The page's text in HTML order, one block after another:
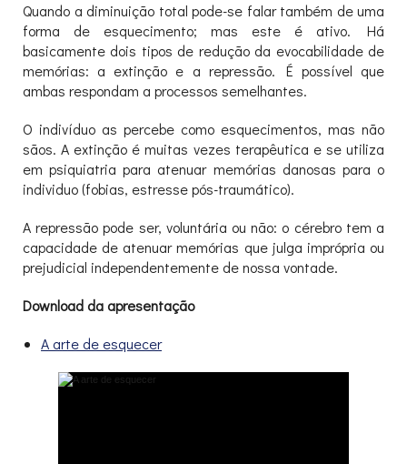
Quando a diminuição total pode-se falar também de uma
forma de esquecimento; mas este é ativo. Há
basicamente dois tipos de redução da evocabilidade de
memórias: a extinção e a repressão. É possível que
ambas respondam a processos semelhantes.
O indivíduo as percebe como esquecimentos, mas não
sãos. A extinção é muitas vezes terapêutica e se utiliza
em psiquiatria para atenuar memórias danosas para o
individuo (fobias, estresse pós-traumático).
A repressão pode ser, voluntária ou não: o cérebro tem a
capacidade de atenuar memórias que julga imprópria ou
prejudicial independentemente de nossa vontade.
Download da apresentação
A arte de esquecer